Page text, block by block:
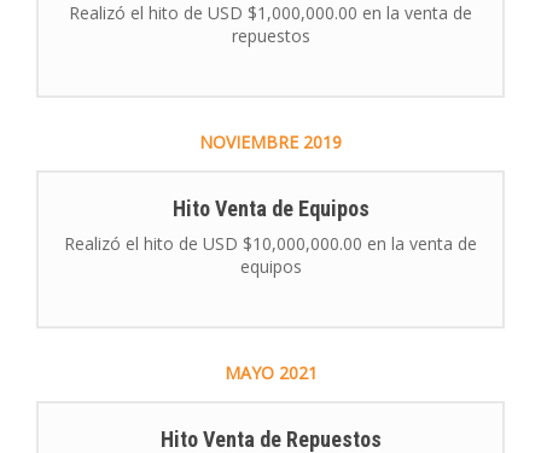
Realizó el hito de USD $1,000,000.00 en la venta de
repuestos
NOVIEMBRE 2019
Hito Venta de Equipos
Realizó el hito de USD $10,000,000.00 en la venta de
equipos
MAYO 2021
Hito Venta de Repuestos